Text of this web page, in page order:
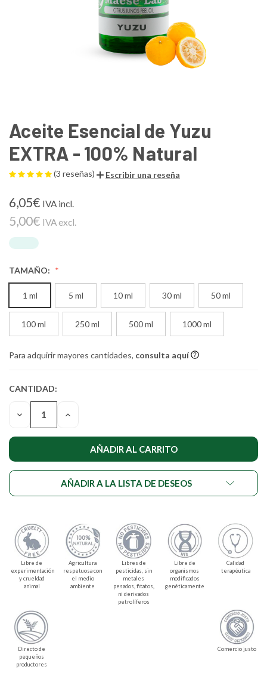
Aceite Esencial de Yuzu
EXTRA - 100% Natural
(3 reseñas) Escribir una reseña
6,05€ IVA incl.
5,00€ IVA excl.
TAMAÑO:
1 ml 5 ml 10 ml 30 ml 50 ml
100 ml 250 ml 500 ml 1000 ml
Para adquirir mayores cantidades, consulta aquí
CANTIDAD
ACTUAL DE
EXISTENCIAS:
CANTIDAD:
DISMINUIR
CANTIDAD
DE
AUMENTAR
DE
UNDEFINED
AÑADIR A LA LISTA DE DESEOS
Libre de
experimentación
y crueldad
animal
Agricultura
respetuosa con
el medio
ambiente
Libres de
pesticidas, sin
metales
pesados, fitatos,
ni derivados
petrolíferos
Libre de
organismos
modificados
genéticamente
Calidad
terapéutica
Directo de
pequeños
productores
Comercio justo